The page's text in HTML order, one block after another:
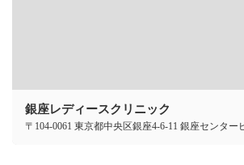
銀座レディースクリニック
〒104-0061 東京都中央区銀座4-6-11 銀座センター